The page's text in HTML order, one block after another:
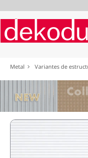
navegación
Metal Variantes de